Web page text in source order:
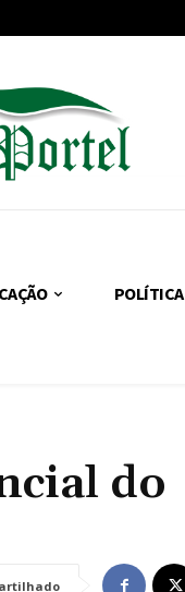
POLÍTICA
do